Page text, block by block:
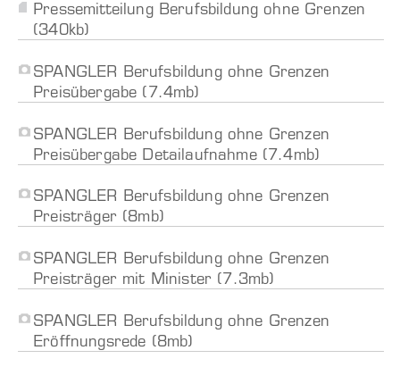
Pressemitteilung Berufsbildung ohne Grenzen
(340kb)
SPANGLER Berufsbildung ohne Grenzen
Preisübergabe (7.4mb)
SPANGLER Berufsbildung ohne Grenzen
Preisübergabe Detailaufnahme (7.4mb)
SPANGLER Berufsbildung ohne Grenzen
Preisträger (8mb)
SPANGLER Berufsbildung ohne Grenzen
Preisträger mit Minister (7.3mb)
SPANGLER Berufsbildung ohne Grenzen
Eröffnungsrede (8mb)